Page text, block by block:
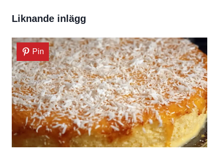
Liknande inlägg
Pin